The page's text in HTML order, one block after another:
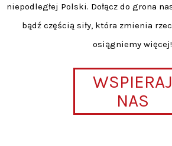
niepodległej Polski. Dołącz do grona
bądź częścią siły, która zmienia
osiągniemy więcej!
WSPIERAJ
NAS